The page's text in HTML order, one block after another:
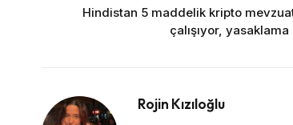
Hindistan 5 maddelik kripto
çalışıyor,
Rojin Kızıloğlu